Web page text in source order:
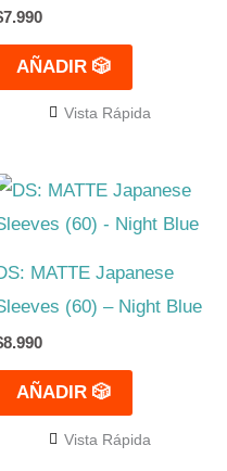
7.990
AÑADIR 🎲
Vista Rápida
MATTE Japanese
(60) – Night Blue
8.990
AÑADIR 🎲
Vista Rápida